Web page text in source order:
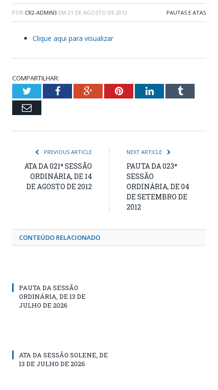
POR CR2-ADMIN3 EM 21 DE AGOSTO DE 2012 PAUTAS E ATAS
Clique aqui para visualizar
COMPARTILHAR:
TwitterFacebookGoogle+PinterestLinkedInTumblr
Email
PREVIOUS ARTICLE
ATA DA 021ª SESSÃO
ORDINÁRIA, DE 14
DE AGOSTO DE 2012
NEXT ARTICLE
PAUTA DA 023ª
SESSÃO
ORDINÁRIA, DE 04
DE SETEMBRO DE
2012
CONTEÚDO RELACIONADO
PAUTA DA SESSÃO
ORDINÁRIA, DE 13 DE
JULHO DE 2026
ATA DA SESSÃO SOLENE, DE
13 DE JULHO DE 2026